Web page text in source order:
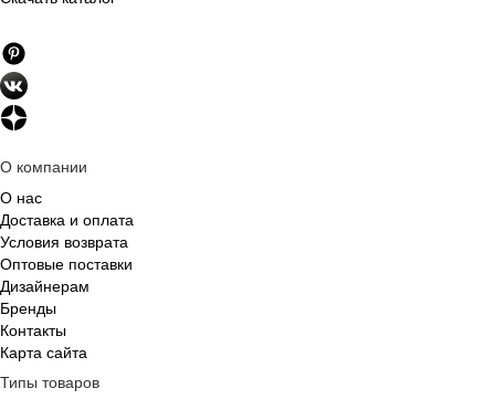
О компании
О нас
Доставка и оплата
Условия возврата
Оптовые поставки
Дизайнерам
Бренды
Контакты
Карта сайта
Типы товаров